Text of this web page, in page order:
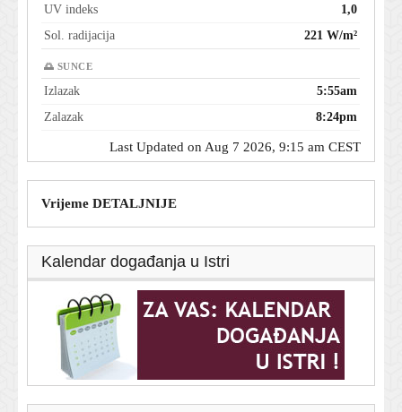
UV indeks
1,0
Sol. radijacija
221 W/m²
🌅 SUNCE
Izlazak
5:55am
Zalazak
8:24pm
Last Updated on Aug 7 2026, 9:15 am CEST
Vrijeme DETALJNIJE
Kalendar događanja u Istri